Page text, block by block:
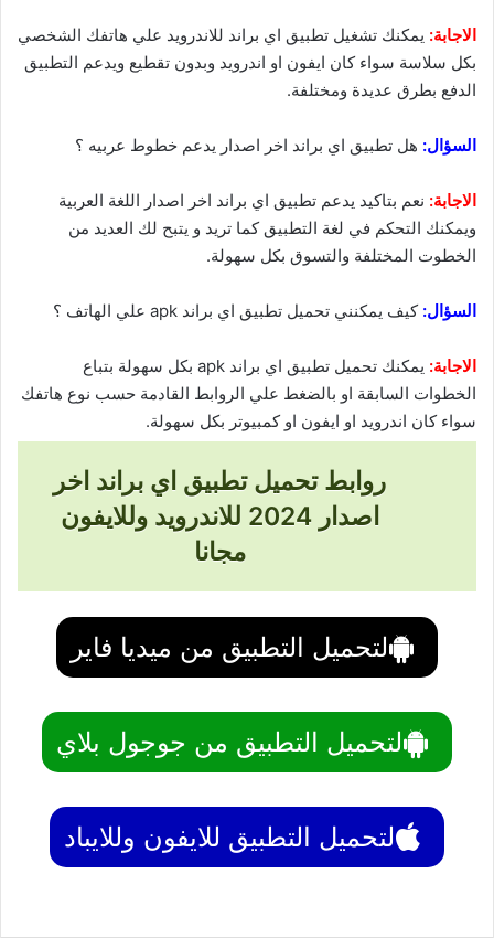
الاجابة: يمكنك تشغيل تطبيق اي براند للاندرويد علي هاتفك الشخصي
بكل سلاسة سواء كان ايفون او اندرويد وبدون تقطيع ويدعم التطبيق
الدفع بطرق عديدة ومختلفة.
السؤال: هل تطبيق اي براند اخر اصدار يدعم خطوط عربيه ؟
الاجابة: نعم بتاكيد يدعم تطبيق اي براند اخر اصدار اللغة العربية
ويمكنك التحكم في لغة التطبيق كما تريد و يتبح لك العديد من
الخطوت المختلفة والتسوق بكل سهولة.
السؤال:كيف يمكنني تحميل تطبيق اي براند apk علي الهاتف ؟
الاجابة:
يمكنك تحميل تطبيق اي براند apk بكل سهولة بتباع
الخطوات السابقة او بالضغط علي الروابط القادمة حسب نوع هاتفك
سواء كان اندرويد او ايفون او كمبيوتر بكل سهولة.
روابط تحميل تطبيق اي براند اخر
اصدار 2024 للاندرويد وللايفون
مجانا
لتحميل التطبيق من ميديا فاير
لتحميل التطبيق من جوجول بلاي
لتحميل التطبيق للايفون وللايباد